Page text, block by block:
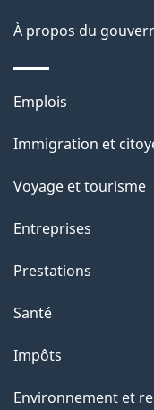
À propos du
Thèmes
sujets
Emplois
Immigration et
Voyage et tourisme
Entreprises
Prestations
Santé
Impôts
Environnement et